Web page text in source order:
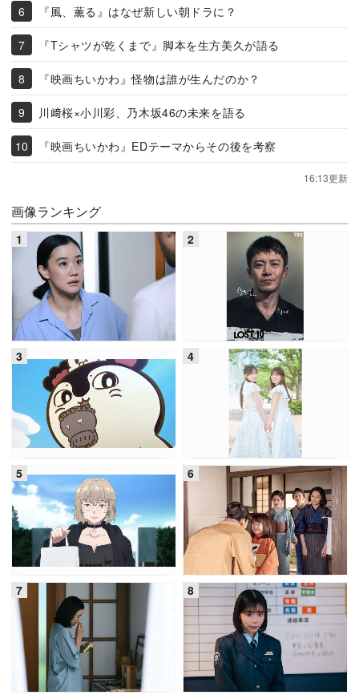
『風、薫る』はなぜ新しい朝ドラに？
『Tシャツが乾くまで』脚本を生方美久が語る
『映画ちいかわ』怪物は誰が生んだのか？
川﨑桜×小川彩、乃木坂46の未来を語る
『映画ちいかわ』EDテーマからその後を考察
16:13更新
画像ランキング